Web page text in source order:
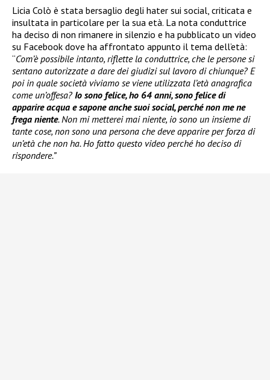
Licia Colò è stata bersaglio degli hater sui social, criticata e
insultata in particolare per la sua età. La nota conduttrice
ha deciso di non rimanere in silenzio e ha pubblicato un video
su Facebook dove ha affrontato appunto il tema dell’età:
“Com’è possibile intanto, riflette la conduttrice, che le persone si
sentano autorizzate a dare dei giudizi sul lavoro di chiunque? E
poi in quale società viviamo se viene utilizzata l’età anagrafica
come un’offesa? Io sono felice, ho 64 anni, sono felice di
apparire acqua e sapone anche suoi social, perché non me ne
frega niente. Non mi metterei mai niente, io sono un insieme di
tante cose, non sono una persona che deve apparire per forza di
un’età che non ha. Ho fatto questo video perché ho deciso di
rispondere.”